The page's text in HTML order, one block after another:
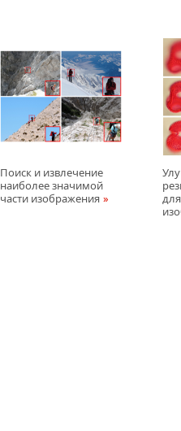
Поиск и извлечение
наиболее значимой
части изображения